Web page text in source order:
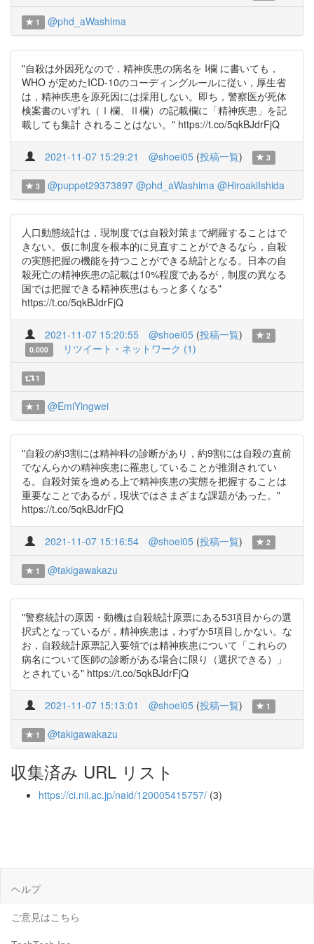
1 @phd_aWashima
"自殺は外因死なので，精神疾患の病名を I欄 に書いても，
WHO が定めたICD-10のコーディングルールに従い，厚生省
は，精神疾患を原死因には採用しない。即ち，警察医が死体
検案書のいずれ（Ⅰ欄、Ⅱ欄）の記載欄に「精神疾患」を記
載しても集計 されることはない。" https://t.co/5qkBJdrFjQ
2021-11-07 15:29:21 @shoei05 (投稿一覧) 3
3 @puppet29373897 @phd_aWashima @HiroakiIshida
人口動態統計は，現制度では自殺対策まで網羅することはで
きない。仮に制度を根本的に見直すことができるなら，自殺
の実態把握の機能を持つことができる統計となる。日本の自
殺死亡の精神疾患の記載は10%程度であるが，制度の異なる
国では把握できる精神疾患はもっと多くなる"
https://t.co/5qkBJdrFjQ
2021-11-07 15:20:55 @shoei05 (投稿一覧)
2
0.000
リツイート・ネットワーク (1)
1
1 @EmiYingwei
"自殺の約3割には精神科の診断があり，約9割には自殺の直前
でなんらかの精神疾患に罹患していることが推測されてい
る。自殺対策を進める上で精神疾患の実態を把握することは
重要なことであるが，現状ではさまざまな課題があった。"
https://t.co/5qkBJdrFjQ
2021-11-07 15:16:54 @shoei05 (投稿一覧) 2
1 @takigawakazu
"警察統計の原因・動機は自殺統計原票にある53項目からの選
択式となっているが，精神疾患は，わずか5項目しかない。な
お，自殺統計原票記入要領では精神疾患について「これらの
病名について医師の診断がある場合に限り（選択できる）」
とされている" https://t.co/5qkBJdrFjQ
2021-11-07 15:13:01 @shoei05 (投稿一覧) 1
1 @takigawakazu
収集済み URL リスト
https://ci.nii.ac.jp/naid/120005415757/ (3)
ヘルプ
ご意見はこちら